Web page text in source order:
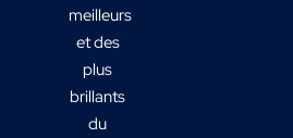
meilleurs
et des
plus
brillants
du